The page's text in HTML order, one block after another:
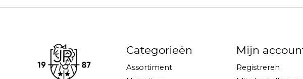
Categorieën
Assortiment
Mijn
Registreren